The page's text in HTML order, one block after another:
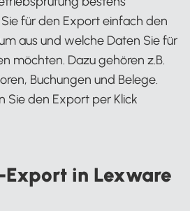
für den Export einfach den
aus und welche Daten Sie für
möchten. Dazu gehören z.B.
Buchungen und Belege.
Sie den Export per Klick
Export in Lexware